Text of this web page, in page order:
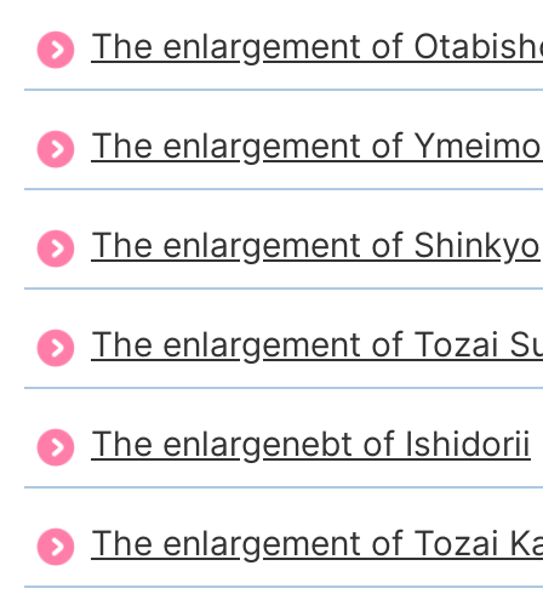
The enlargement of
The enlargement of
The enlargement of Shinkyo
The enlargement of Tozai
The enlargenebt of Ishidorii
The enlargement of Tozai